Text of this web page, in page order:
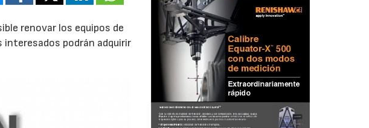
renovar los equipos de
interesados podrán adquirir